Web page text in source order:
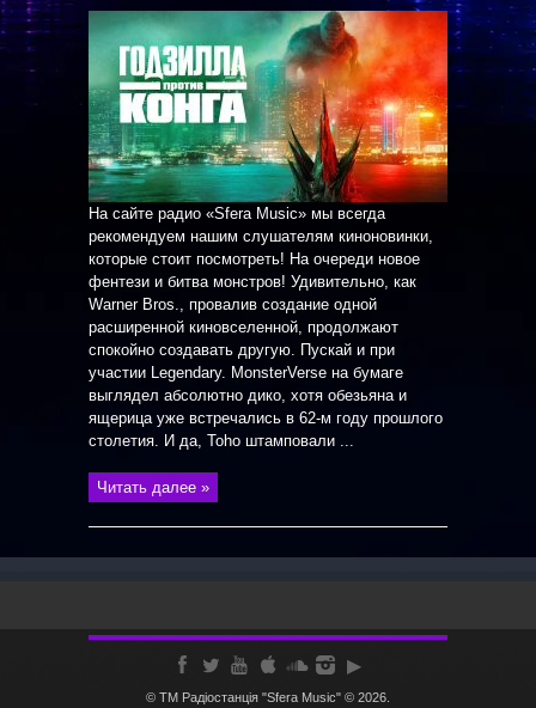
На сайте радио «Sfera Music» мы всегда
рекомендуем нашим слушателям киноновинки,
которые стоит посмотреть! На очереди новое
фентези и битва монстров! Удивительно, как
Warner Bros., провалив создание одной
расширенной киновселенной, продолжают
спокойно создавать другую. Пускай и при
участии Legendary. MonsterVerse на бумаге
выглядел абсолютно дико, хотя обезьяна и
ящерица уже встречались в 62-м году прошлого
столетия. И да, Toho штамповали ...
Читать далее »
© ТМ Радiостанцiя "Sfera Music" © 2026.